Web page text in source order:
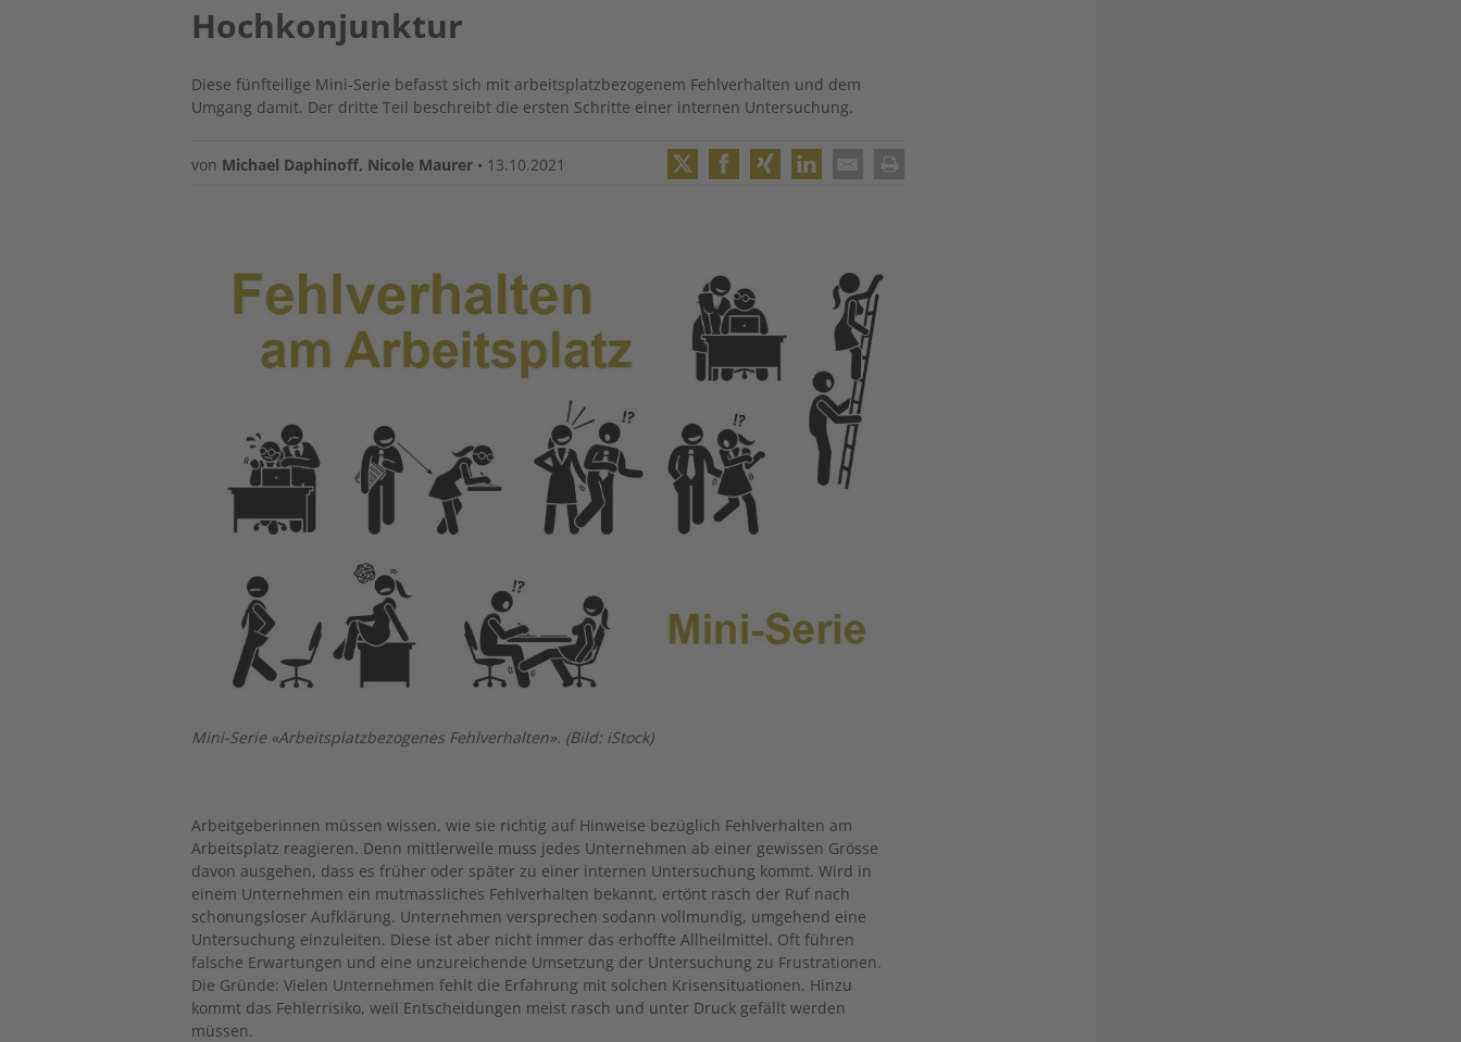
Hochkonjunktur
Diese fünfteilige Mini-Serie befasst sich mit arbeitsplatzbezogenem Fehlverhalten und dem
Umgang damit. Der dritte Teil beschreibt die ersten Schritte einer internen Untersuchung.
von Michael Daphinoff, Nicole Maurer • 13.10.2021
Mini-Serie «Arbeitsplatzbezogenes Fehlverhalten». (Bild: iStock)
Arbeitgeberinnen müssen wissen, wie sie richtig auf Hinweise bezüglich Fehlverhalten am
Arbeitsplatz reagieren. Denn mittlerweile muss jedes Unternehmen ab einer gewissen Grösse
davon ausgehen, dass es früher oder später zu einer internen Untersuchung kommt. Wird in
einem Unternehmen ein mutmassliches Fehlverhalten bekannt, ertönt rasch der Ruf nach
schonungsloser Aufklärung. Unternehmen versprechen sodann vollmundig, umgehend eine
Untersuchung einzuleiten. Diese ist aber nicht immer das erhoffte Allheilmittel. Oft führen
falsche Erwartungen und eine unzureichende Umsetzung der Untersuchung zu Frustrationen.
Die Gründe: Vielen Unternehmen fehlt die Erfahrung mit solchen Krisensituationen. Hinzu
kommt das Fehlerrisiko, weil Entscheidungen meist rasch und unter Druck gefällt werden
müssen.